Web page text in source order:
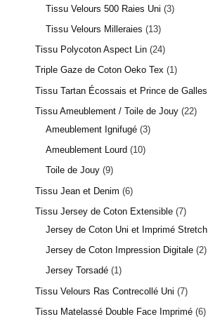
Tissu Velours 500 Raies Uni 3
Tissu Velours Milleraies
13
Tissu Polycoton Aspect Lin 24
Triple Gaze de Coton Oeko Tex
1
Tissu Tartan Écossais et Prince de Galles
Tissu Ameublement / Toile de Jouy 22
Ameublement Ignifugé 3
Ameublement Lourd
10
Toile de Jouy 9
Tissu Jean et Denim 6
Tissu Jersey de Coton Extensible 7
Jersey de Coton Uni et Imprimé Stretch
Jersey de Coton Impression Digitale 2
Jersey Torsadé 1
Tissu Velours Ras Contrecollé Uni 7
Tissu Matelassé Double Face Imprimé 6